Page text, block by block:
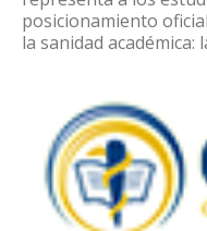
posicionamiento
la sanidad académica: